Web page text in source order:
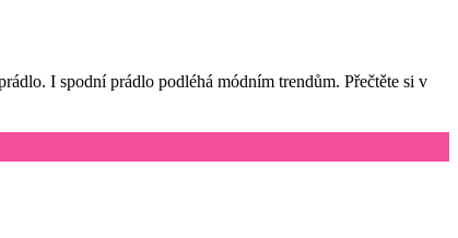
I spodní prádlo podléhá módním trendům. Přečtěte si v